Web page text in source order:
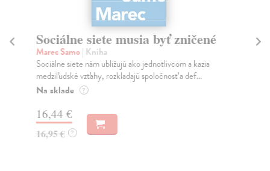
Sociálne siete musia byť zničené
Marec Samo| Kniha
Sociálne siete nám ubližujú ako jednotlivcom a kazia
medziľudské vzťahy, rozkladajú spoločnosť a def...
Na sklade ?
16,44 €
16,95 € ?